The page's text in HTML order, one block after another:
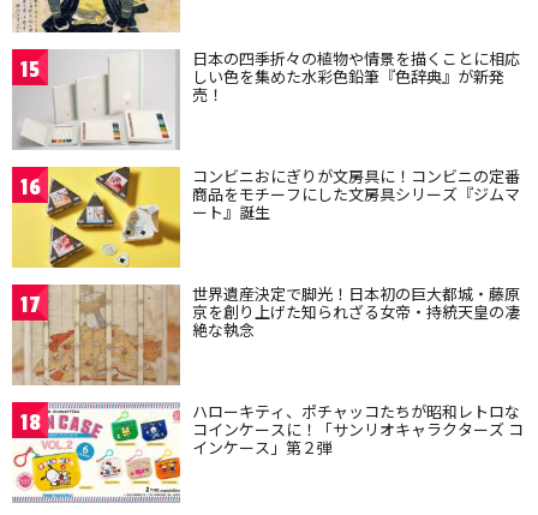
15 日本の四季折々の植物や情景を描くことに相応
しい色を集めた水彩色鉛筆『色辞典』が新発
売！
16 コンビニおにぎりが文房具に！コンビニの定番
商品をモチーフにした文房具シリーズ『ジムマ
ート』誕生
17 世界遺産決定で脚光！日本初の巨大都城・藤原
京を創り上げた知られざる女帝・持統天皇の凄
絶な執念
18 ハローキティ、ポチャッコたちが昭和レトロな
コインケースに！「サンリオキャラクターズ コ
インケース」第２弾